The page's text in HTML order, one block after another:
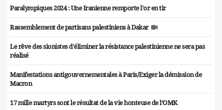
Paralympiques 2024 : Une Iranienne remporte l'or en tir
Rassemblement de partisans palestiniens à Dakar
Le rêve des sionistes d'éliminer la résistance palestinienne ne sera pas
réalisé
Manifestations antigouvernementales à Paris/Exiger la démission de
Macron
17 mille martyrs sont le résultat de la vie honteuse de l’OMK